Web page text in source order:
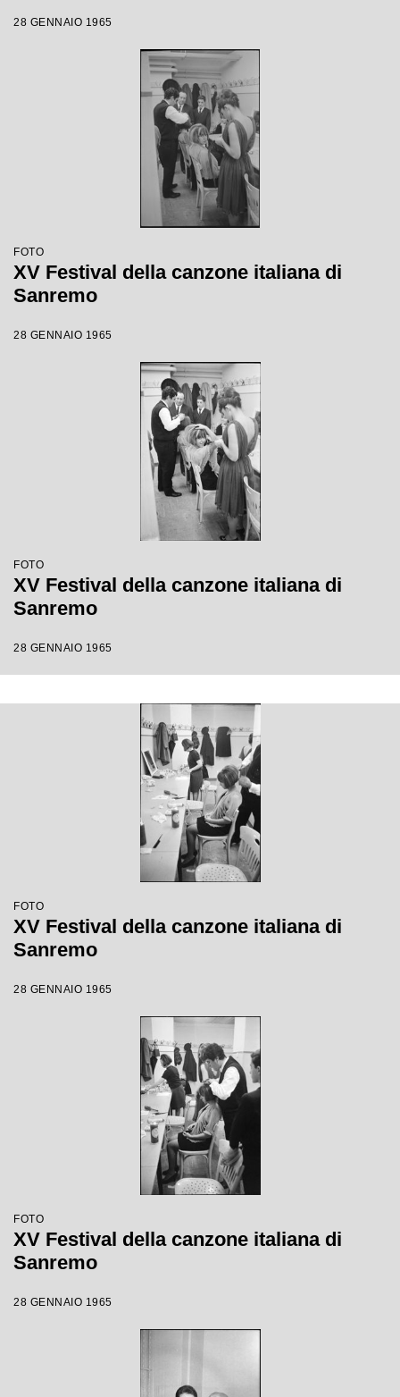
28 GENNAIO 1965
FOTO
XV Festival della canzone italiana di
Sanremo
28 GENNAIO 1965
FOTO
XV Festival della canzone italiana di
Sanremo
28 GENNAIO 1965
FOTO
XV Festival della canzone italiana di
Sanremo
28 GENNAIO 1965
FOTO
XV Festival della canzone italiana di
Sanremo
28 GENNAIO 1965